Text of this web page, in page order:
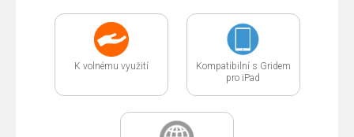
K volnému využití
Kompatibilní s Gridem
pro iPad